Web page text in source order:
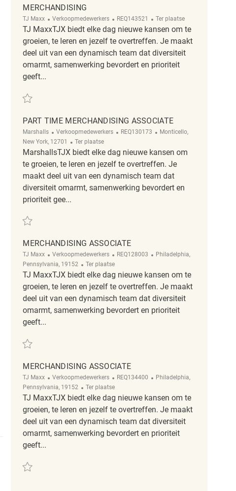
MERCHANDISING
TJ Maxx Categorie
Verkoopmedewerkers ReqId
REQ143521 Afgelegen
Ter plaatse
TJ MaxxTJX biedt elke dag nieuwe kansen om te
groeien, te leren en jezelf te overtreffen. Je maakt
deel uit van een dynamisch team dat diversiteit
omarmt, samenwerking bevordert en prioriteit
geeft...
PART TIME MERCHANDISING ASSOCIATE
Marshalls Categorie
Verkoopmedewerkers ReqId
REQ130173 Plaats
Monticello,
New York, 12701
Afgelegen
Ter plaatse
MarshallsTJX biedt elke dag nieuwe kansen om
te groeien, te leren en jezelf te overtreffen. Je
maakt deel uit van een dynamisch team dat
diversiteit omarmt, samenwerking bevordert en
prioriteit gee...
Redden part time merchandising associate REQ130173
MERCHANDISING ASSOCIATE
TJ Maxx Categorie
Verkoopmedewerkers ReqId
REQ128003 Plaats
Philadelphia,
Pennsylvania, 19152
Afgelegen
Ter plaatse
TJ MaxxTJX biedt elke dag nieuwe kansen om te
groeien, te leren en jezelf te overtreffen. Je maakt
deel uit van een dynamisch team dat diversiteit
omarmt, samenwerking bevordert en prioriteit
geeft...
Redden Merchandising Associate REQ128003
MERCHANDISING ASSOCIATE
TJ Maxx Categorie
Verkoopmedewerkers ReqId
REQ134400 Plaats
Philadelphia,
Pennsylvania, 19152
Afgelegen
Ter plaatse
TJ MaxxTJX biedt elke dag nieuwe kansen om te
groeien, te leren en jezelf te overtreffen. Je maakt
deel uit van een dynamisch team dat diversiteit
omarmt, samenwerking bevordert en prioriteit
geeft...
Redden Merchandising Associate REQ134400